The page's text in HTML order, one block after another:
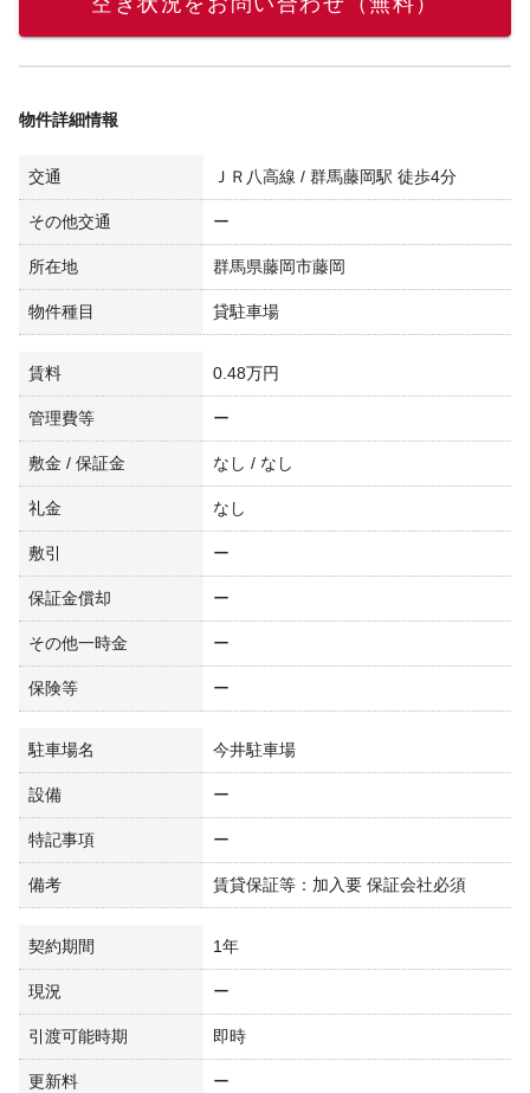
物件詳細情報
交通 ＪＲ八高線 / 群馬藤岡駅 徒歩4分
その他交通 ー
所在地 群馬県藤岡市藤岡
物件種目 貸駐車場
賃料 0.48万円
管理費等 ー
敷金 / 保証金 なし / なし
礼金 なし
敷引 ー
保証金償却 ー
その他一時金 ー
保険等 ー
駐車場名 今井駐車場
設備 ー
特記事項 ー
備考 賃貸保証等：加入要 保証会社必須
契約期間 1年
現況 ー
引渡可能時期 即時
更新料 ー